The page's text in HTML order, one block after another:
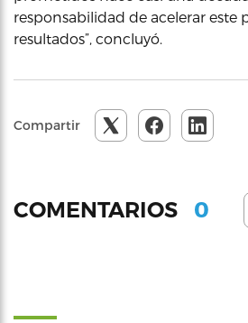
responsabilidad de acelerar este
resultados”, concluyó.
Compartir
COMENTARIOS 0